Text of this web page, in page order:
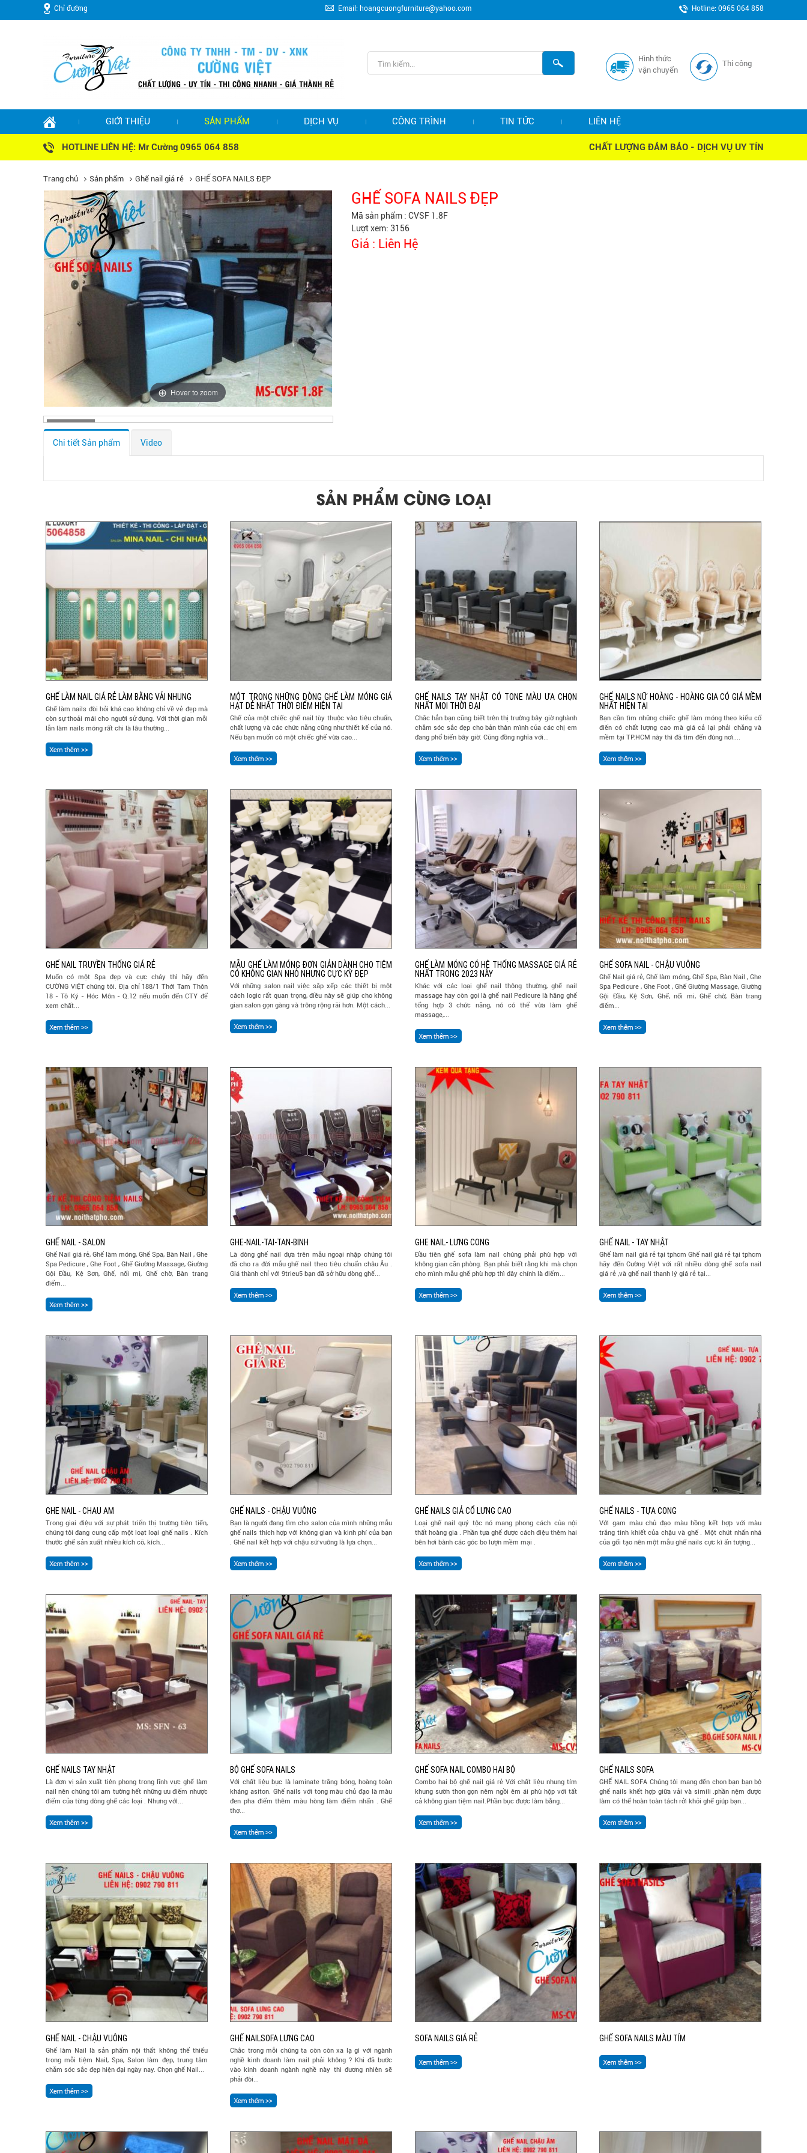
Chỉ đường Email: hoangcuongfurniture@yahoo.com Hotline: 0965 064 858
Hình thức
vận chuyển
Thi công
GIỚI THIỆU SẢN PHẨM DỊCH VỤ CÔNG TRÌNH TIN TỨC LIÊN HỆ
HOTLINE LIÊN HỆ: Mr Cường 0965 064 858 CHẤT LƯỢNG ĐẢM BẢO - DỊCH VỤ UY TÍN
Trang chủ Sản phẩm Ghế nail giá rẻ GHẾ SOFA NAILS ĐẸP
Hover to zoom
GHẾ SOFA NAILS ĐẸP
Mã sản phẩm : CVSF 1.8F
Lượt xem: 3156
Giá : Liên Hệ
Chi tiết Sản phẩm Video
SẢN PHẨM CÙNG LOẠI
GHẾ LÀM NAIL GIÁ RẺ LÀM BẰNG VẢI NHUNG
Ghế làm nails đòi hỏi khá cao không chỉ về vẻ đẹp mà
còn sự thoải mái cho người sử dụng. Với thời gian mỗi
lẫn làm nails móng rất chi là lâu thường...
MỘT TRONG NHỮNG DÒNG GHẾ LÀM MÓNG GIÁ
HẠT DẺ NHẤT THỜI ĐIỂM HIỆN TẠI
Ghế của một chiếc ghế nail tùy thuộc vào tiêu chuẩn,
chất lượng và các chức năng cũng như thiết kế của nó.
Nếu bạn muốn có một chiếc ghế vừa cao...
GHẾ NAILS TAY NHẬT CÓ TONE MÀU ƯA CHỌN
NHẤT MỌI THỜI ĐẠI
Chắc hẳn bạn cũng biết trên thị trường bây giờ nghành
chăm sóc sắc đẹp cho bản thân mình của các chị em
đang phổ biến bây giờ. Cũng đồng nghĩa với...
GHẾ NAILS NỮ HOÀNG - HOÀNG GIA CÓ GIÁ MỀM
NHẤT HIỆN TẠI
Bạn cần tìm những chiếc ghế làm móng theo kiểu cổ
điển có chất lượng cao mà giá cả lại phải chăng và
mềm tại TP.HCM này thì đã tìm đến đúng nơi....
GHẾ NAIL TRUYỀN THỐNG GIÁ RẺ
Muốn có một Spa đẹp và cực cháy thì hãy đến
CƯỜNG VIỆT chúng tôi. Địa chỉ 188/1 Thới Tam Thôn
18 - Tô Ký - Hóc Môn - Q.12 nếu muốn đến CTY để
xem chất...
MẪU GHẾ LÀM MÓNG ĐƠN GIẢN DÀNH CHO TIỆM
CÓ KHÔNG GIAN NHỎ NHƯNG CỰC KỲ ĐẸP
Với những salon nail việc sắp xếp các thiết bị một
cách logic rất quan trọng, điều này sẽ giúp cho không
gian salon gọn gàng và trông rộng rãi hơn. Một cách...
GHẾ LÀM MÓNG CÓ HỆ THỐNG MASSAGE GIÁ RẺ
NHẤT TRONG 2023 NÀY
Khác với các loại ghế nail thông thường, ghế nail
massage hay còn gọi là ghế nail Pedicure là hãng ghế
tổng hợp 3 chức năng, nó có thể vừa làm ghế
massage,...
GHẾ SOFA NAIL - CHẬU VUÔNG
Ghế Nail giá rẻ, Ghế làm móng, Ghế Spa, Bàn Nail , Ghe
Spa Pedicure , Ghe Foot , Ghế Giường Massage, Giường
Gội Đầu, Kệ Sơn, Ghế, nối mi, Ghế chờ, Bàn trang
điểm...
GHẾ NAIL - SALON
Ghế Nail giá rẻ, Ghế làm móng, Ghế Spa, Bàn Nail , Ghe
Spa Pedicure , Ghe Foot , Ghế Giường Massage, Giường
Gội Đầu, Kệ Sơn, Ghế, nối mi, Ghế chờ, Bàn trang
điểm...
GHE-NAIL-TAI-TAN-BINH
Là dòng ghế nail dựa trên mẫu ngoại nhập chúng tôi
đã cho ra đời mẫu ghế nail theo tiêu chuẩn châu Âu .
Giá thành chỉ với 9trieu5 bạn đã sở hữu dòng ghế...
GHE NAIL- LƯNG CONG
Đầu tiên ghế sofa làm nail chúng phải phù hợp với
không gian căn phòng. Bạn phải biết rằng khi mà chọn
cho mình mẫu ghế phù hợp thì đây chính là điểm...
GHẾ NAIL - TAY NHẬT
Ghế làm nail giá rẻ tại tphcm Ghế nail giá rẻ tại tphcm
hãy đến Cường Việt với rất nhiều dòng ghế sofa nail
giá rẻ ,và ghế nail thanh lý giá rẻ tại...
GHE NAIL - CHAU AM
Trong giai điệu với sự phát triển thị trường tiên tiến,
chúng tôi đang cung cấp một loạt loại ghế nails . Kích
thước ghế sản xuất nhiều kích cỡ, kích...
GHẾ NAILS - CHẬU VUÔNG
Bạn là người đang tìm cho salon của mình những mẫu
ghế nails thích hợp với không gian và kinh phí của bạn
. Ghế nail kết hợp với chậu sứ vuông là lựa chọn...
GHẾ NAILS GIẢ CỔ LƯNG CAO
Loại ghế nail quý tộc nó mang phong cách của nội
thất hoàng gia . Phần tựa ghế được cách điệu thêm hai
bên hơi bành các góc bo lượn mềm mại .
GHẾ NAILS - TỰA CONG
Với gam màu chủ đạo màu hồng kết hợp với màu
trắng tinh khiết của chậu và ghế . Một chút nhấn nhá
của gối tạo nên một mẫu ghế nails cực kì ấn tượng...
GHẾ NAILS TAY NHẬT
Là đơn vị sản xuất tiên phong trong lĩnh vực ghế làm
nail nên chúng tôi am tường hết những ưu điểm nhược
điểm của từng dòng ghế các loại . Nhưng với...
BỘ GHẾ SOFA NAILS
Với chất liệu bục là laminate trắng bóng, hoàng toàn
kháng asiton. Ghế nails với tong màu chủ đạo là màu
đen pha điểm thêm màu hòng làm điểm nhấn . Ghế
thợ...
GHẾ SOFA NAIL COMBO HAI BỘ
Combo hai bộ ghế nail giá rẻ Với chất liệu nhung tím
khung sườn thon gọn nêm ngồi êm ái phù hộp với tất
cả không gian tiệm nail.Phần bục được làm bằng...
GHẾ NAILS SOFA
GHẾ NAIL SOFA Chúng tôi mang đến chon bạn bạn bộ
ghế nails khết hợp giữa vải và simili .phần nệm được
làm có thể hoàn toàn tách rởi khỏi ghế giúp bạn...
GHẾ NAIL - CHẬU VUÔNG
Ghế làm Nail là sản phẩm nội thất không thể thiếu
trong mỗi tiệm Nail, Spa, Salon làm đẹp, trung tâm
chăm sóc sắc đẹp hiện đại ngày nay. Chọn ghế Nail...
GHẾ NAILSOFA LƯNG CAO
Chắc trong mỗi chúng ta còn còn xa lạ gì với ngành
nghề kinh doanh làm nail phải không ? Khi đã bước
vào kinh doanh ngành nghề này thì đương nhiên sẽ
phải đòi...
SOFA NAILS GIÁ RẺ GHẾ SOFA NAILS MÀU TÍM